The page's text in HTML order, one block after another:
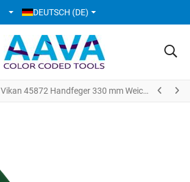
SPRACHE AUSWÄHLEN
DEUTSCH (DE)
Vikan 45872 Handfeger 330 mm Weich Grün